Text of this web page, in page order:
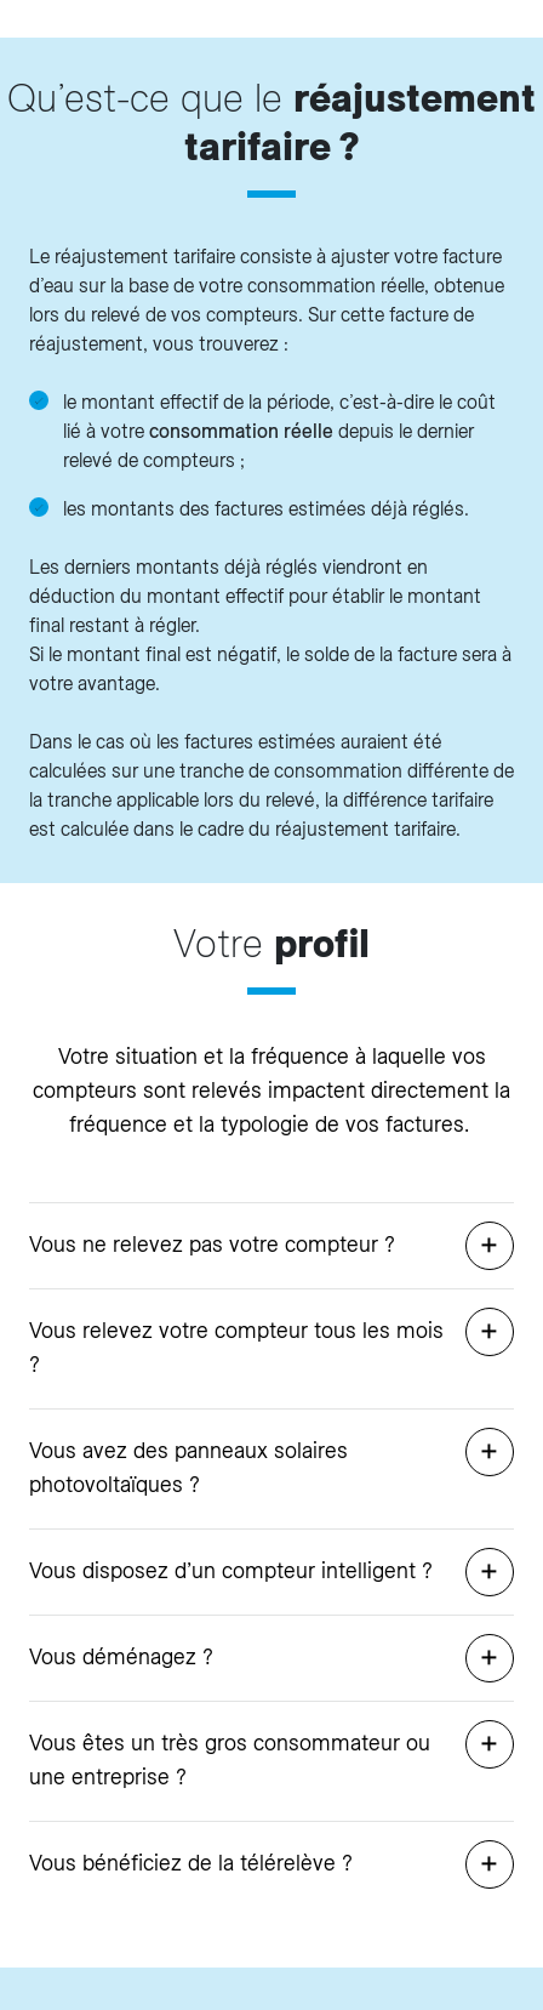
Qu’est-ce que le réajustement
tarifaire ?
Le réajustement tarifaire consiste à ajuster votre facture
d’eau sur la base de votre consommation réelle, obtenue
lors du relevé de vos compteurs. Sur cette facture de
réajustement, vous trouverez :
le montant effectif de la période, c’est-à-dire le coût
lié à votre consommation réelle depuis le dernier
relevé de compteurs ;
les montants des factures estimées déjà réglés.
Les derniers montants déjà réglés viendront en
déduction du montant effectif pour établir le montant
final restant à régler.
Si le montant final est négatif, le solde de la facture sera à
votre avantage.
Dans le cas où les factures estimées auraient été
calculées sur une tranche de consommation différente de
la tranche applicable lors du relevé, la différence tarifaire
est calculée dans le cadre du réajustement tarifaire.
Votre profil
Votre situation et la fréquence à laquelle vos
compteurs sont relevés impactent directement la
fréquence et la typologie de vos factures.
Vous ne relevez pas votre compteur ?
Vous relevez votre compteur tous les mois
?
Vous avez des panneaux solaires
photovoltaïques ?
Vous disposez d’un compteur intelligent ?
Vous déménagez ?
Vous êtes un très gros consommateur ou
une entreprise ?
Vous bénéficiez de la télérelève ?